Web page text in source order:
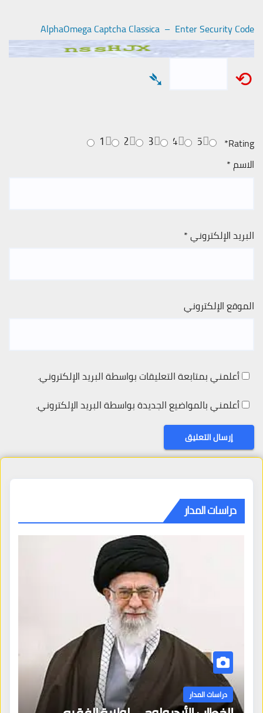
AlphaOmega Captcha Classica – Enter Security Code
⟲
➴
Rating
*
5
4
3
2
1
الاسم*
البريد الإلكتروني*
الموقع الإلكتروني
أعلمني بمتابعة التعليقات بواسطة البريد الإلكتروني.
أعلمني بالمواضيع الجديدة بواسطة البريد الإلكتروني.
دراسات المدار
دراسات المدار